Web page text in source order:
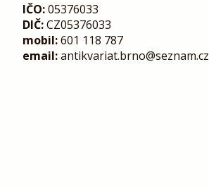
IČO:05376033
DIČ:CZ05376033
mobil:601 118 787
email:antikvariat.brno@seznam.cz